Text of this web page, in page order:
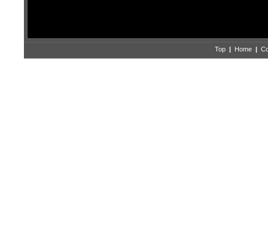
Top | Home |